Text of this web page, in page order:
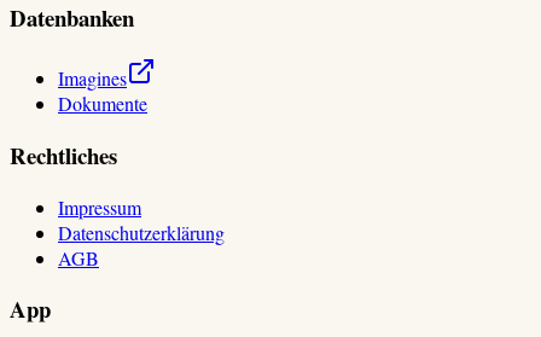
Datenbanken
Imagines
Dokumente
Rechtliches
Impressum
Datenschutzerklärung
AGB
App